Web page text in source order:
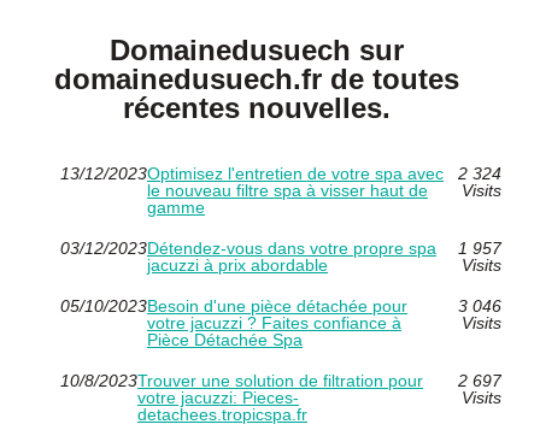
Domainedusuech sur
domainedusuech.fr de toutes
récentes nouvelles.
13/12/2023Optimisez l'entretien de votre spa avec
le nouveau filtre spa à visser haut de
gamme
2 324
Visits
03/12/2023Détendez-vous dans votre propre spa
jacuzzi à prix abordable
1 957
Visits
05/10/2023Besoin d'une pièce détachée pour
votre jacuzzi ? Faites confiance à
Pièce Détachée Spa
3 046
Visits
10/8/2023Trouver une solution de filtration pour
votre jacuzzi: Pieces-
detachees.tropicspa.fr
2 697
Visits